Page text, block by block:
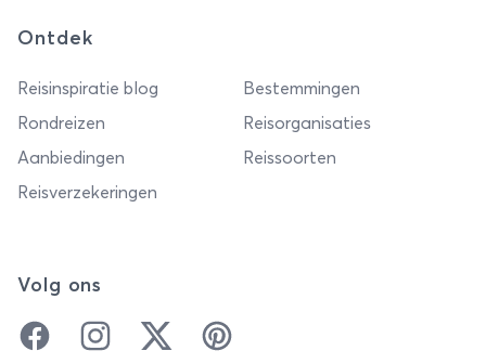
Ontdek
Reisinspiratie blog
Bestemmingen
Rondreizen
Reisorganisaties
Aanbiedingen
Reissoorten
Reisverzekeringen
Volg ons
FacebookInstagramTwitter Pinterest